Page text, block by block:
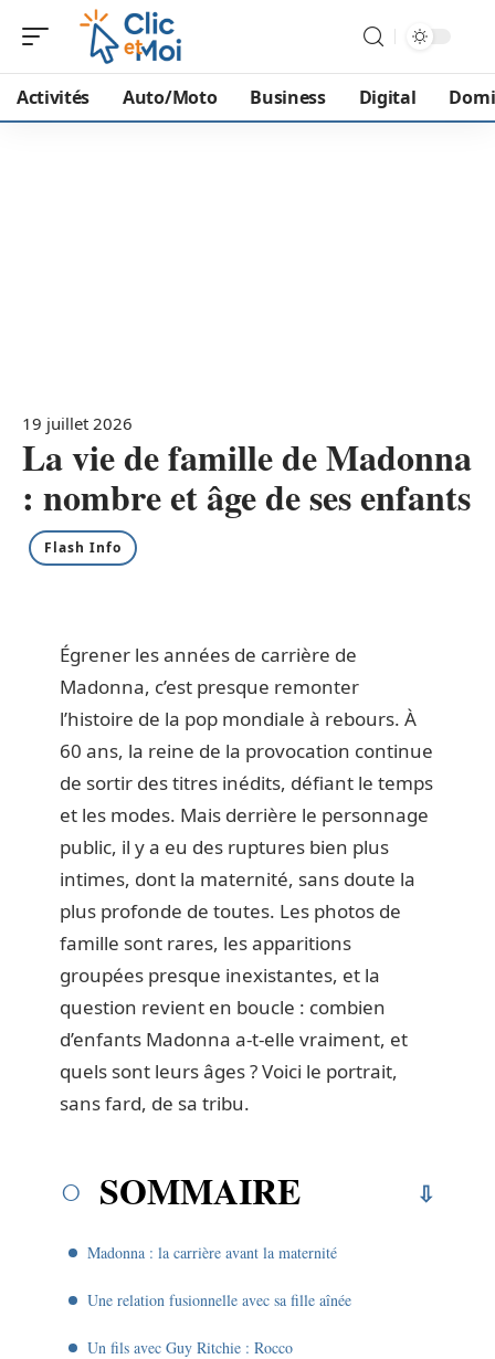
Activités Auto/Moto Business Digital
19 juillet 2026
La vie de famille de Madonna
: nombre et âge de ses enfants
Flash Info
Égrener les années de carrière de
Madonna, c’est presque remonter
l’histoire de la pop mondiale à rebours. À
60 ans, la reine de la provocation continue
de sortir des titres inédits, défiant le temps
et les modes. Mais derrière le personnage
public, il y a eu des ruptures bien plus
intimes, dont la maternité, sans doute la
plus profonde de toutes. Les photos de
famille sont rares, les apparitions
groupées presque inexistantes, et la
question revient en boucle : combien
d’enfants Madonna a-t-elle vraiment, et
quels sont leurs âges ? Voici le portrait,
sans fard, de sa tribu.
SOMMAIRE
Madonna : la carrière avant la maternité
Une relation fusionnelle avec sa fille aînée
Un fils avec Guy Ritchie : Rocco